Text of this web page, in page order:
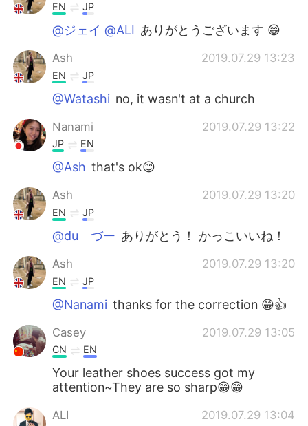
EN JP
@ジェイ @ALI ありがとうございます 😁
Ash 2019.07.29 13:23
EN JP
@Watashi no, it wasn't at a church
Nanami 2019.07.29 13:22
JP EN
@Ash that's ok😊
Ash 2019.07.29 13:20
EN JP
@du づー ありがとう！ かっこいいね！
Ash 2019.07.29 13:20
EN JP
@Nanami thanks for the correction 😁👍
Casey 2019.07.29 13:05
CN EN
Your leather shoes success got my
attention~They are so sharp😁😁
ALI 2019.07.29 13:04